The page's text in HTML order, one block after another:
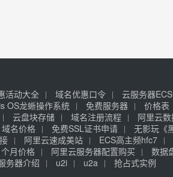
活动大全 域名优惠口令 云服务器
OS龙蜥操作系统 免费服务器 价格表
云盘块存储 域名注册流程 阿里云
域名价格 免费SSL证书申请 无影玩《
阿里云速成美站 ECS高主频hfc7
月价格 阿里云服务器配置购买 数据
务器介绍 u2i u2a
抢占式实例